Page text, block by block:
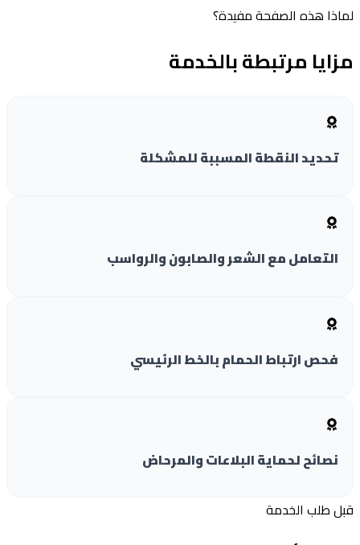
هذه الصفحة مفيدة؟
مرتبطة بالخدمة
تحديد النقطة المسببة للمشكلة
التعامل مع الشعر والصابون والرواسب
فحص ارتباط الحمام بالخط الرئيسي
نصائح لحماية البلاعات والمرحاض
طلب الخدمة